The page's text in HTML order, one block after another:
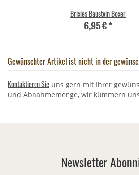
Brixies Baustein Boxer
6,95 €*
Gewünschter Artikel ist nicht in der
Kontaktieren Sie uns gern mit Ihrer
und Abnahmemenge, wir kümmern
Newsletter